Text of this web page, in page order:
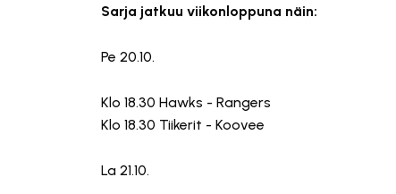
Sarja jatkuu viikonloppuna näin:
Pe 20.10.
Klo 18.30 Hawks - Rangers
Klo 18.30 Tiikerit - Koovee
La 21.10.